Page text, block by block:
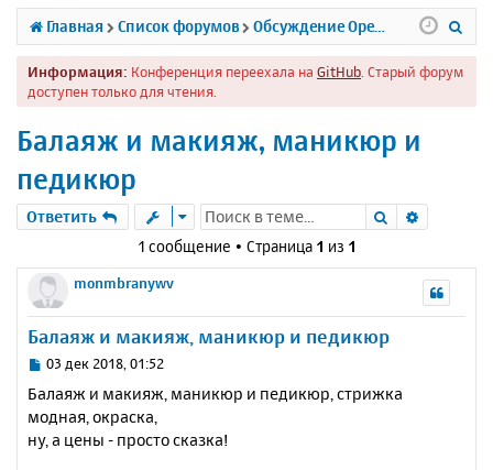
ы
л
к
р
у
м
о
д
Главная Список форумов
Информация: Конференция переехала на GitHub . Старый форум
доступен только для чтения.
Балаяж и макияж, маникюр и
педикюр
Ответить Поиск
1 сообщение • Страница 1 из 1
monmbranywv
Балаяж и макияж, маникюр и педикюр
С
о
б
щ
03 дек 2018, 01:52
Балаяж и макияж, маникюр и педикюр, стрижка
модная, окраска,
ну, а цены - просто сказка!